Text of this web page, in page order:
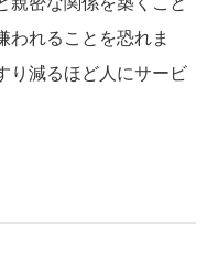
われることを恐れま
り減るほど人にサービ